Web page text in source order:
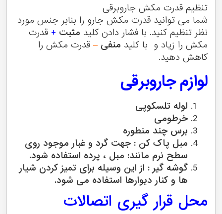
تنظیم قدرت مکش جاروبرقی
شما می توانید قدرت مکش جارو را بنابر جنس مورد
نظر تنظیم کنید. با فشار دادن کلیدمثبت +قدرت
مکش را زیاد و با کلیدمنفی–قدرت مکش را
کاهش دهید.
لوازم جاروبرقی
لوله تلسکوپی
خرطومی
برس چند منطوره
مبل پاک کن : جهت گرد و غبار موجود روی
سطح نرم مانند: مبل ، پرده استفاده شود.
گوشه گیر : از این وسیله برای تمیز کردن شیار
ها و کنار دیوارها استفاده می شود.
محل قرار گیری اتصالات